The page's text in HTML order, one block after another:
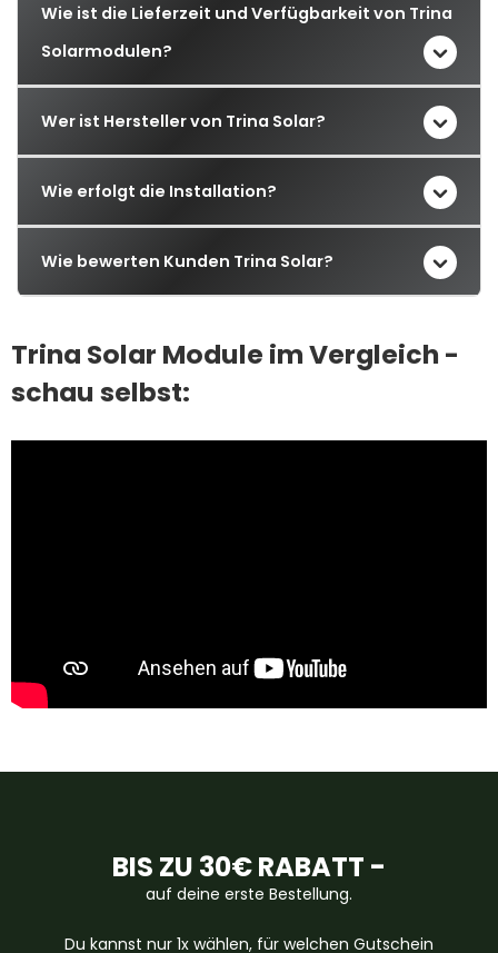
Wie ist die Lieferzeit und Verfügbarkeit von Trina
Solarmodulen?
Wer ist Hersteller von Trina Solar?
Wie erfolgt die Installation?
Wie bewerten Kunden Trina Solar?
Trina Solar Module im Vergleich -
schau selbst:
BIS ZU 30€ RABATT -
auf deine erste Bestellung.
Du kannst nur 1x wählen, für welchen Gutschein